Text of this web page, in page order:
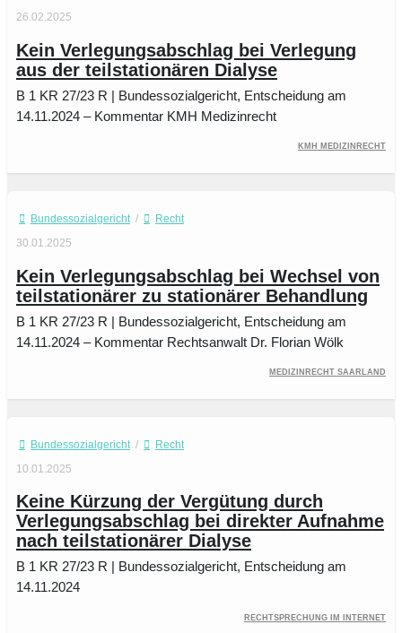
26.02.2025
Kein Verlegungsabschlag bei Verlegung
aus der teilstationären Dialyse
B 1 KR 27/23 R | Bundessozialgericht, Entscheidung am
14.11.2024 – Kommentar KMH Medizinrecht
KMH Medizinrecht
Bundessozialgericht /
Recht
30.01.2025
Kein Verlegungsabschlag bei Wechsel von
teilstationärer zu stationärer Behandlung
B 1 KR 27/23 R | Bundessozialgericht, Entscheidung am
14.11.2024 – Kommentar Rechtsanwalt Dr. Florian Wölk
Medizinrecht Saarland
Bundessozialgericht /
Recht
10.01.2025
Keine Kürzung der Vergütung durch
Verlegungsabschlag bei direkter Aufnahme
nach teilstationärer Dialyse
B 1 KR 27/23 R | Bundessozialgericht, Entscheidung am
14.11.2024
Rechtsprechung im Internet